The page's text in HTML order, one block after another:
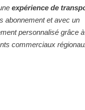
expérience de
abonnement et avec un
personnalisé grâce
commerciaux